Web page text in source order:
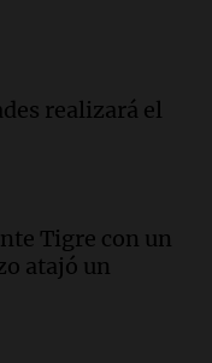
para avanzar
minero en
de la
en
realizará el
Tigre con un
atajó un